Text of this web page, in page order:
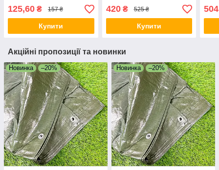
Посилений захисний тент
з люверсами
125,60 ₴ 157 ₴
Купити
Сонцезахисний тент
420₴ 525 ₴
Купити
504
Акційні пропозиції та новинки
Новинка –20% Новинка –20%